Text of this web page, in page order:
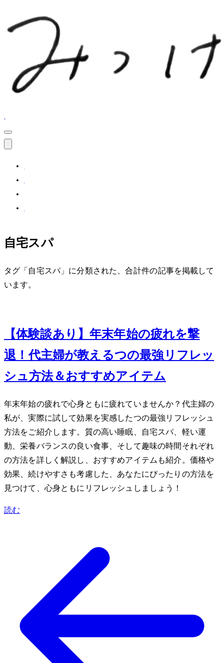
自宅スパ
タグ「自宅スパ」に分類された、合計 1 件の記事を掲載して
います。
【体験談あり】年末年始の疲れを撃
退！40代主婦が教える5つの最強リフレッ
シュ方法＆おすすめアイテム
年末年始の疲れで心身ともに疲れていませんか？40代主婦の
私が、実際に試して効果を実感した5つの最強リフレッシュ
方法をご紹介します。質の高い睡眠、自宅スパ、軽い運
動、栄養バランスの良い食事、そして趣味の時間…それぞれ
の方法を詳しく解説し、おすすめアイテムも紹介。価格や
効果、続けやすさも考慮した、あなたにぴったりの方法を
見つけて、心身ともにリフレッシュしましょう！
読む